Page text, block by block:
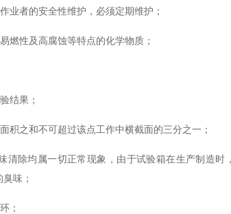
业者的安全性维护，必须定期维护；
燃性及高腐蚀等特点的化学物质；
结果；
积之和不可超过该点工作中横截面的三分之一；
除均属一切正常现象，由于试验箱在生产制造时
味；
；